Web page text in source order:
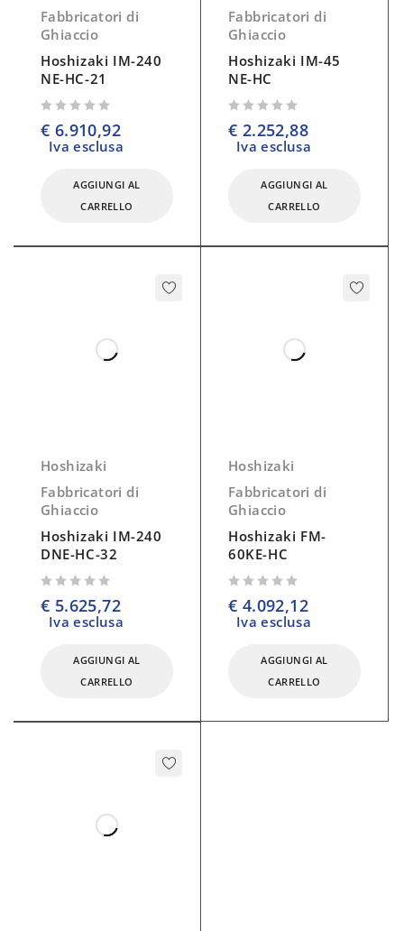
Fabbricatori di
Ghiaccio
Hoshizaki IM-240
NE-HC-21
€ 6.910,92
Iva esclusa
AGGIUNGI AL
CARRELLO
Fabbricatori di
Ghiaccio
Hoshizaki IM-45
NE-HC
€ 2.252,88
Iva esclusa
AGGIUNGI AL
CARRELLO
Hoshizaki
Fabbricatori di
Ghiaccio
Hoshizaki IM-240
DNE-HC-32
€ 5.625,72
Iva esclusa
AGGIUNGI AL
CARRELLO
Hoshizaki
Fabbricatori di
Ghiaccio
Hoshizaki FM-
60KE-HC
€ 4.092,12
Iva esclusa
AGGIUNGI AL
CARRELLO